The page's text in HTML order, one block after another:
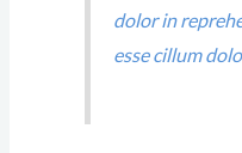
dolor in
esse cillum